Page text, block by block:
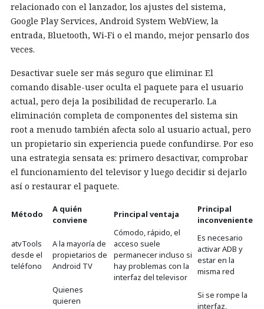
relacionado con el lanzador, los ajustes del sistema,
Google Play Services, Android System WebView, la
entrada, Bluetooth, Wi‑Fi o el mando, mejor pensarlo dos
veces.
Desactivar suele ser más seguro que eliminar. El
comando disable-user oculta el paquete para el usuario
actual, pero deja la posibilidad de recuperarlo. La
eliminación completa de componentes del sistema sin
root a menudo también afecta solo al usuario actual, pero
un propietario sin experiencia puede confundirse. Por eso
una estrategia sensata es: primero desactivar, comprobar
el funcionamiento del televisor y luego decidir si dejarlo
así o restaurar el paquete.
Método
A quién
conviene
Principal ventaja
Principal
inconveniente
atvTools
desde el
teléfono
A la mayoría de
propietarios de
Android TV
Cómodo, rápido, el
acceso suele
permanecer incluso si
hay problemas con la
interfaz del televisor
Es necesario
activar ADB y
estar en la
misma red
Quienes
quieren
Si se rompe la
interfaz,